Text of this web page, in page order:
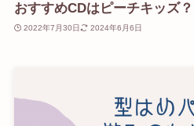
おすすめCDはピーチキッズ？
2022年7月30日 2024年6月6日